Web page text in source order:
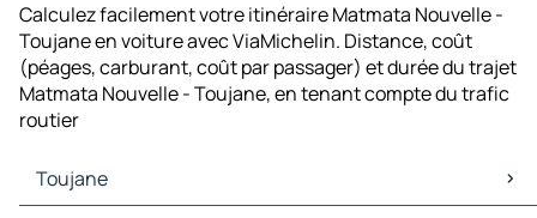
Calculez facilement votre itinéraire Matmata Nouvelle -
Toujane en voiture avec ViaMichelin. Distance, coût
(péages, carburant, coût par passager) et durée du trajet
Matmata Nouvelle - Toujane, en tenant compte du trafic
routier
Toujane